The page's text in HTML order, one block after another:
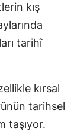
kış
tarihî
kırsal
tarihsel
taşıyor.